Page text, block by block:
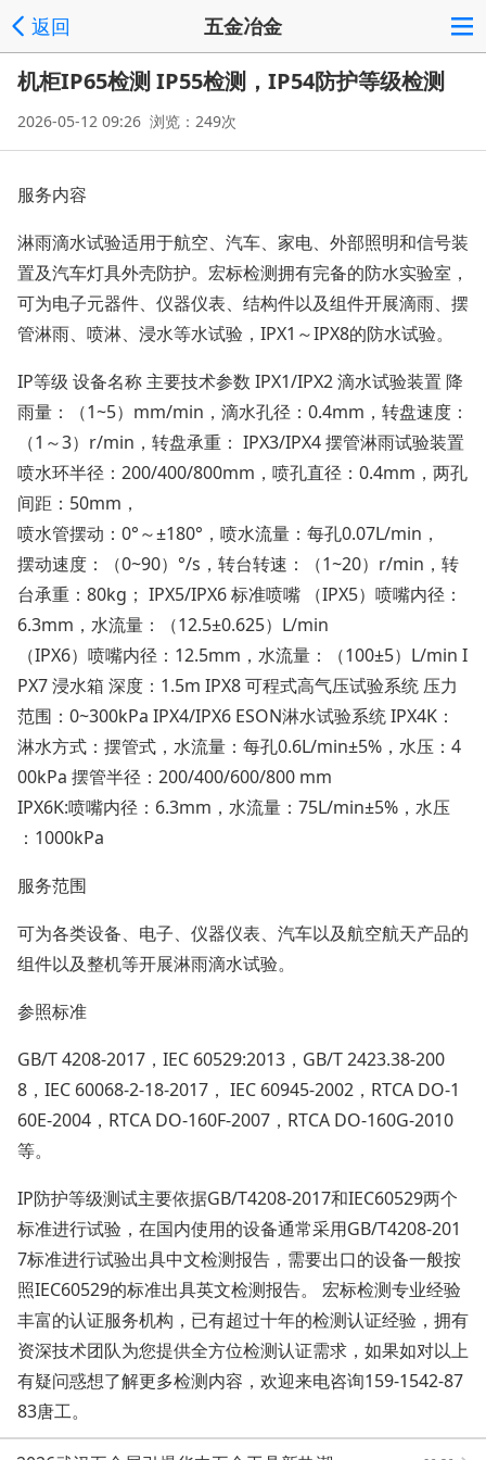
返回 五金冶金
机柜IP65检测 IP55检测，IP54防护等级检测
2026-05-12 09:26 浏览：249次
服务内容
淋雨滴水试验适用于航空、汽车、家电、外部照明和信号装
置及汽车灯具外壳防护。宏标检测拥有完备的防水实验室，
可为电子元器件、仪器仪表、结构件以及组件开展滴雨、摆
管淋雨、喷淋、浸水等水试验，IPX1～IPX8的防水试验。
IP等级 设备名称 主要技术参数 IPX1/IPX2 滴水试验装置 降
雨量：（1~5）mm/min，滴水孔径：0.4mm，转盘速度：
（1～3）r/min，转盘承重： IPX3/IPX4 摆管淋雨试验装置
喷水环半径：200/400/800mm，喷孔直径：0.4mm，两孔
间距：50mm，
喷水管摆动：0°～±180°，喷水流量：每孔0.07L/min，
摆动速度：（0~90）°/s，转台转速：（1~20）r/min，转
台承重：80kg； IPX5/IPX6 标准喷嘴 （IPX5）喷嘴内径：
6.3mm，水流量：（12.5±0.625）L/min
（IPX6）喷嘴内径：12.5mm，水流量：（100±5）L/min I
PX7 浸水箱 深度：1.5m IPX8 可程式高气压试验系统 压力
范围：0~300kPa IPX4/IPX6 ESON淋水试验系统 IPX4K：
淋水方式：摆管式，水流量：每孔0.6L/min±5%，水压：4
00kPa 摆管半径：200/400/600/800 mm
IPX6K:喷嘴内径：6.3mm，水流量：75L/min±5%，水压
：1000kPa
服务范围
可为各类设备、电子、仪器仪表、汽车以及航空航天产品的
组件以及整机等开展淋雨滴水试验。
参照标准
GB/T 4208-2017，IEC 60529:2013，GB/T 2423.38-200
8，IEC 60068-2-18-2017， IEC 60945-2002，RTCA DO-1
60E-2004，RTCA DO-160F-2007，RTCA DO-160G-2010
等。
IP防护等级测试主要依据GB/T4208-2017和IEC60529两个
标准进行试验，在国内使用的设备通常采用GB/T4208-201
7标准进行试验出具中文检测报告，需要出口的设备一般按
照IEC60529的标准出具英文检测报告。 宏标检测专业经验
丰富的认证服务机构，已有超过十年的检测认证经验，拥有
资深技术团队为您提供全方位检测认证需求，如果如对以上
有疑问惑想了解更多检测内容，欢迎来电咨询159-1542-87
83唐工。